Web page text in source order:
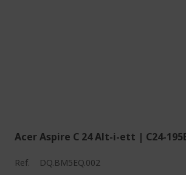
Acer Aspire C 24 Alt-i-ett | C24-
Ref. DQ.BM5EQ.002